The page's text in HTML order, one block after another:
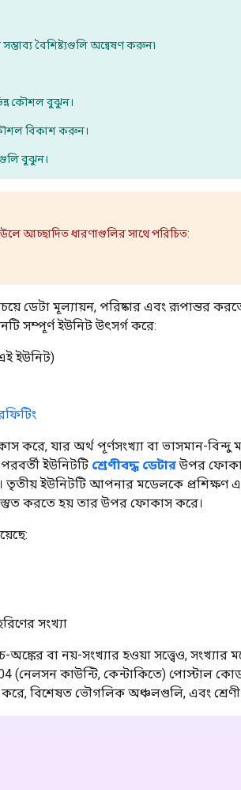
বৈশিষ্ট্যগুলি অন্বেষণ করুন৷
কৌশল বুঝুন।
বিকাশ করুন।
বুঝুন।
আচ্ছাদিত ধারণাগুলির সাথে পরিচিত:
ডেটা মূল্যায়ন, পরিষ্কার এবং রূপান্তর
সম্পূর্ণ ইউনিট উৎসর্গ করে:
ইউনিট)
করে, যার অর্থ পূর্ণসংখ্যা বা ভাসমান-বিন্দু
ইউনিটটি শ্রেণীবদ্ধ ডেটারউপর
ইউনিটটি আপনার মডেলকে প্রশিক্ষণ
করতে হয় তার উপর ফোকাস করে।
সংখ্যা
বা নয়-সংখ্যার হওয়া সত্ত্বেও,
(নেলসন কাউন্টি, কেন্টাকিতে) পোস্টাল
করে, বিশেষত ভৌগলিক অঞ্চলগুলি, এবং